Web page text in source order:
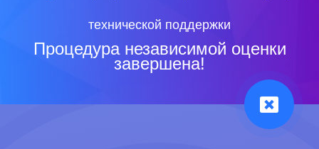
технической поддержки
Процедура независимой оценки
завершена!